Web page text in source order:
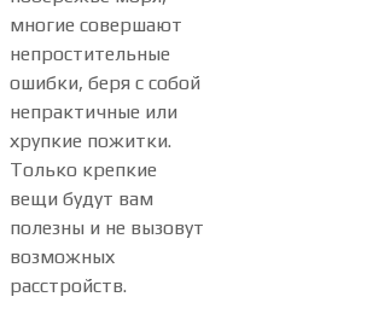
многие совершают
непростительные
ошибки, беря с собой
непрактичные или
хрупкие пожитки.
Только крепкие
вещи будут вам
полезны и не вызовут
возможных
расстройств.